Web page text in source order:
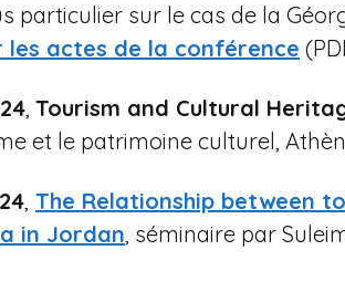
particulier sur le cas de la
les actes de la conférence
, Tourism and Cultural
et le patrimoine culturel,
, The Relationship between
in Jordan, séminaire par